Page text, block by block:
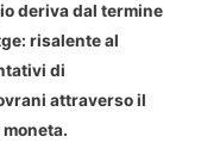
deriva dal termine
risalente al
di
attraverso il